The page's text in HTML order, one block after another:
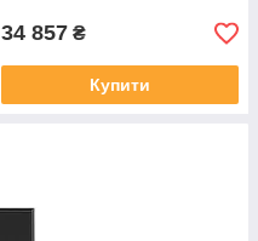
34 857 ₴
Купити